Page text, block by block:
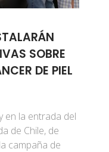
SOBRE
DE PIEL
en la entrada del
de Chile, de
campaña de